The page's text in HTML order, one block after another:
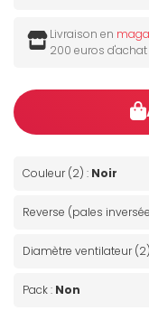
Livraison en
200 euros d'achat
Couleur (2) : Noir
Reverse (pales
Diamètre ventilateur
Pack : Non